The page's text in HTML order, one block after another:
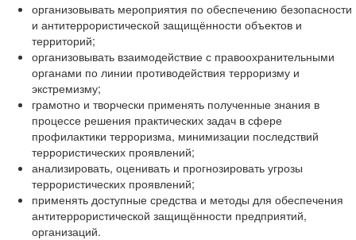
организовывать мероприятия по обеспечению безопасности
и антитеррористической защищённости объектов и
территорий;
организовывать взаимодействие с правоохранительными
органами по линии противодействия терроризму и
экстремизму;
грамотно и творчески применять полученные знания в
процессе решения практических задач в сфере
профилактики терроризма, минимизации последствий
террористических проявлений;
анализировать, оценивать и прогнозировать угрозы
террористических проявлений;
применять доступные средства и методы для обеспечения
антитеррористической защищённости предприятий,
организаций.